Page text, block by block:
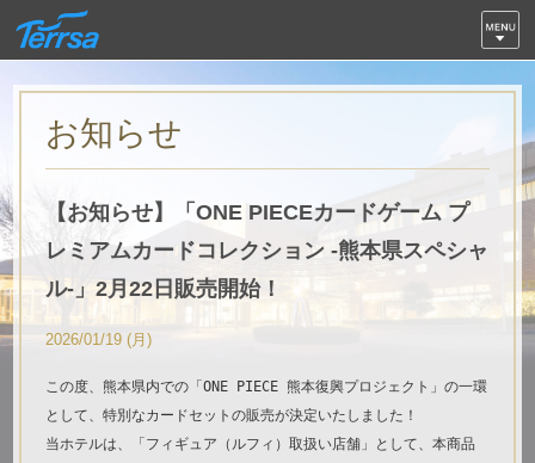
お知らせ
【お知らせ】「ONE PIECEカードゲーム プ
レミアムカードコレクション -熊本県スペシャ
ル-」2月22日販売開始！
2026/01/19 (月)
この度、熊本県内での「ONE PIECE 熊本復興プロジェクト」の一環
として、特別なカードセットの販売が決定いたしました！
当ホテルは、「フィギュア（ルフィ）取扱い店舗」として、本商品